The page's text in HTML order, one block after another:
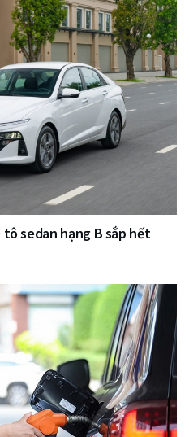
tô sedan hạng B sắp hết